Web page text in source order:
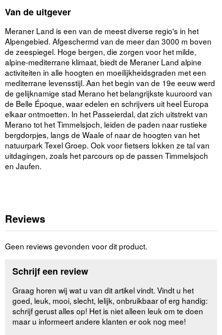
Van de uitgever
Meraner Land is een van de meest diverse regio's in het
Alpengebied. Afgeschermd van de meer dan 3000 m boven
de zeespiegel. Hoge bergen, die zorgen voor het milde,
alpine-mediterrane klimaat, biedt de Meraner Land alpine
activiteiten in alle hoogten en moeilijkheidsgraden met een
mediterrane levensstijl. Aan het begin van de 19e eeuw werd
de gelijknamige stad Merano het belangrijkste kuuroord van
de Belle Époque, waar edelen en schrijvers uit heel Europa
elkaar ontmoetten. In het Passeierdal, dat zich uitstrekt van
Merano tot het Timmelsjoch, leiden de paden naar rustieke
bergdorpjes, langs de Waale of naar de hoogten van het
natuurpark Texel Groep. Ook voor fietsers lokken ze tal van
uitdagingen, zoals het parcours op de passen Timmelsjoch
en Jaufen.
Reviews
Geen reviews gevonden voor dit product.
Schrijf een review
Graag horen wij wat u van dit artikel vindt. Vindt u het
goed, leuk, mooi, slecht, lelijk, onbruikbaar of erg handig:
schrijf gerust alles op! Het is niet alleen leuk om te doen
maar u informeert andere klanten er ook nog mee!